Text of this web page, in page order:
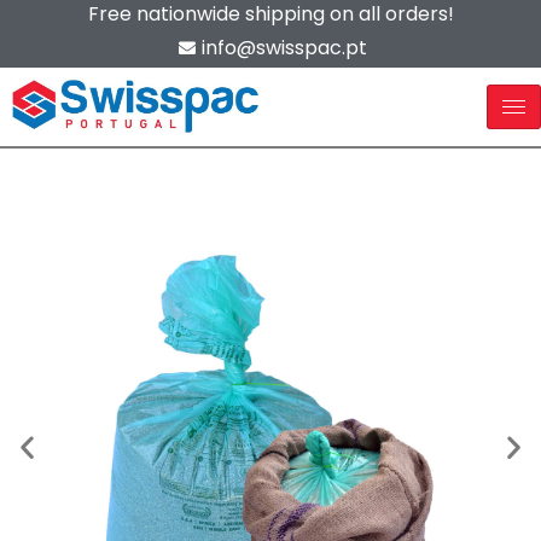
Free nationwide shipping on all orders!
info@swisspac.pt